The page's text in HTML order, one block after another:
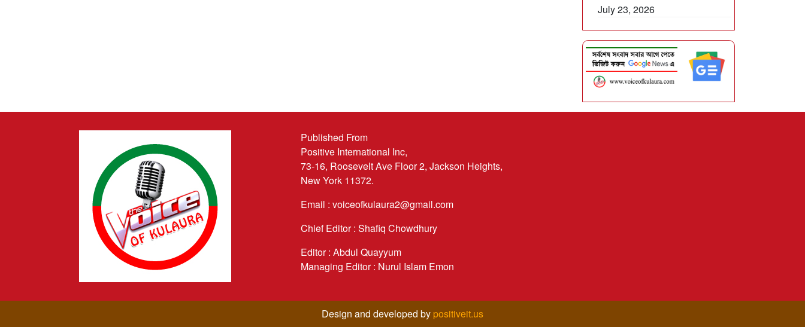
July 23, 2026
Published From
Positive International Inc,
73-16, Roosevelt Ave Floor 2, Jackson Heights,
New York 11372.
Email : voiceofkulaura2@gmail.com
Chief Editor : Shafiq Chowdhury
Editor : Abdul Quayyum
Managing Editor : Nurul Islam Emon
Design and developed by positiveit.us